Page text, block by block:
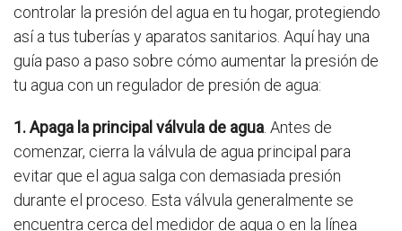
controlar la presión del agua en tu hogar, protegiendo
así a tus tuberías y aparatos sanitarios. Aquí hay una
guía paso a paso sobre cómo aumentar la presión de
tu agua con un regulador de presión de agua:
1. Apaga la principal válvula de agua . Antes de
comenzar, cierra la válvula de agua principal para
evitar que el agua salga con demasiada presión
durante el proceso. Esta válvula generalmente se
encuentra cerca del medidor de agua o en la línea